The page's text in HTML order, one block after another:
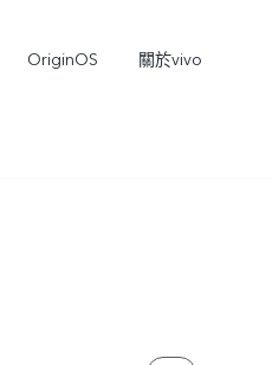
OriginOS 關於vivo